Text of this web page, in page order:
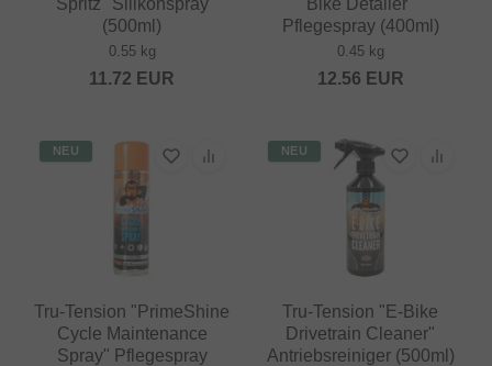
(500ml)
0.55 kg
11.72 EUR
Pflegespray (400ml)
0.45 kg
12.56 EUR
NEU
Tru-Tension "PrimeShine
Cycle Maintenance
Spray" Pflegespray
NEU
Tru-Tension "E-Bike
Drivetrain Cleaner"
Antriebsreiniger (500ml)